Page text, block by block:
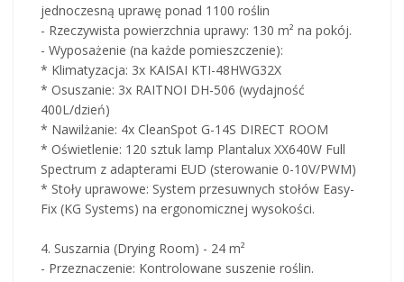
jednoczesną uprawę ponad 1100 roślin
- Rzeczywista powierzchnia uprawy: 130 m² na pokój.
- Wyposażenie (na każde pomieszczenie):
* Klimatyzacja: 3x KAISAI KTI-48HWG32X
* Osuszanie: 3x RAITNOI DH-506 (wydajność
400L/dzień)
* Nawilżanie: 4x CleanSpot G-14S DIRECT ROOM
* Oświetlenie: 120 sztuk lamp Plantalux XX640W Full
Spectrum z adapterami EUD (sterowanie 0-10V/PWM)
* Stoły uprawowe: System przesuwnych stołów Easy-
Fix (KG Systems) na ergonomicznej wysokości.
4. Suszarnia (Drying Room) - 24 m²
- Przeznaczenie: Kontrolowane suszenie roślin.